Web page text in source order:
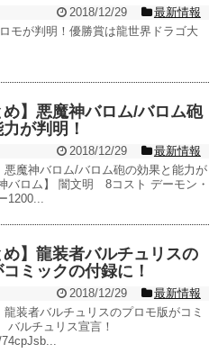
2018/12/29
最新情報
モが判明！優勝賞は龍世界ドラゴ大
め】悪魔神バロム/バロム砲
が判明！
2018/12/29
最新情報
悪魔神バロム/バロム砲の効果と能力が
バロム】 闇文明 8コスト デーモン・
1200...
め】龍装者バルチュリスの
ミックの付録に！
2018/12/29
最新情報
龍装者バルチュリスのプロモ版がコミ
バルチュリス宣言！